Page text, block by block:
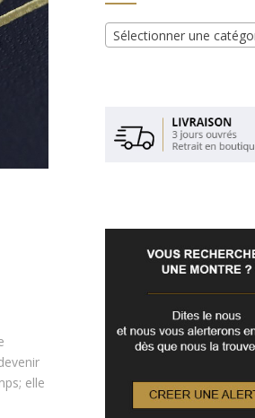
elle
Sélectionner une